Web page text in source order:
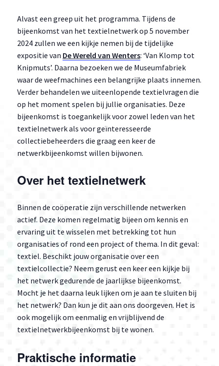
Alvast een greep uit het programma. Tijdens de
bijeenkomst van het textielnetwerk op 5 november
2024 zullen we een kijkje nemen bij de tijdelijke
expositie van De Wereld van Wenters: ‘Van Klomp tot
Knipmuts’. Daarna bezoeken we de Museumfabriek
waar de weefmachines een belangrijke plaats innemen.
Verder behandelen we uiteenlopende textielvragen die
op het moment spelen bij jullie organisaties. Deze
bijeenkomst is toegankelijk voor zowel leden van het
textielnetwerk als voor geïnteresseerde
collectiebeheerders die graag een keer de
netwerkbijeenkomst willen bijwonen.
Over het textielnetwerk
Binnen de coöperatie zijn verschillende netwerken
actief. Deze komen regelmatig bijeen om kennis en
ervaring uit te wisselen met betrekking tot hun
organisaties of rond een project of thema. In dit geval:
textiel. Beschikt jouw organisatie over een
textielcollectie? Neem gerust een keer een kijkje bij
het netwerk gedurende de jaarlijkse bijeenkomst.
Mocht je het daarna leuk lijken om je aan te sluiten bij
het netwerk? Dan kun je dit aan ons doorgeven. Het is
ook mogelijk om eenmalig en vrijblijvend de
textielnetwerkbijeenkomst bij te wonen.
Praktische informatie